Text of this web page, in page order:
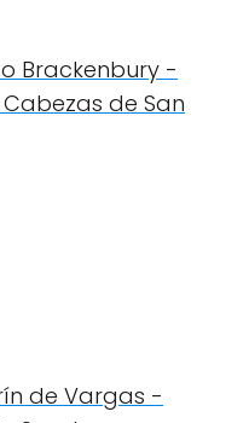
Brackenbury -
de San
de Vargas -